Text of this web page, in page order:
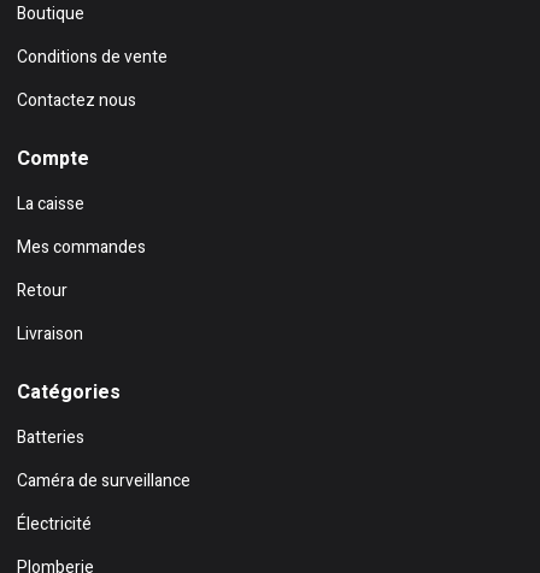
Boutique
Conditions de vente
Contactez nous
Compte
La caisse
Mes commandes
Retour
Livraison
Catégories
Batteries
Caméra de surveillance
Électricité